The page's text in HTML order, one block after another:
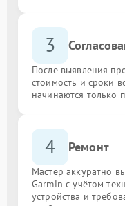
3
После выявления
стоимость и сроки
начинаются только
4 Ремонт
Мастер аккуратно
Garmin с учётом
устройства и